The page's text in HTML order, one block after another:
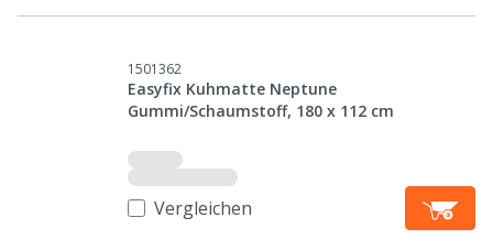
1501362
Easyfix Kuhmatte Neptune
Gummi/Schaumstoff, 180 x 112 cm
Vergleichen